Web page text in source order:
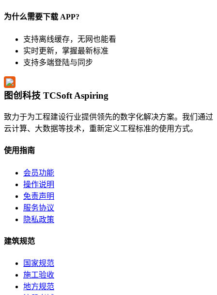
为什么需要下载 APP?
支持离线缓存，无网也能看
实时更新，掌握最新标准
支持多端登陆与同步
图创科技 TCSoft Aspiring
致力于为工程建设行业提供领先的数字化解决方案。我们通过
云计算、大数据等技术，重新定义工程标准的使用方式。
使用指南
会员功能
操作说明
免责声明
服务协议
隐私政策
建筑规范
国家规范
施工验收
地方规范